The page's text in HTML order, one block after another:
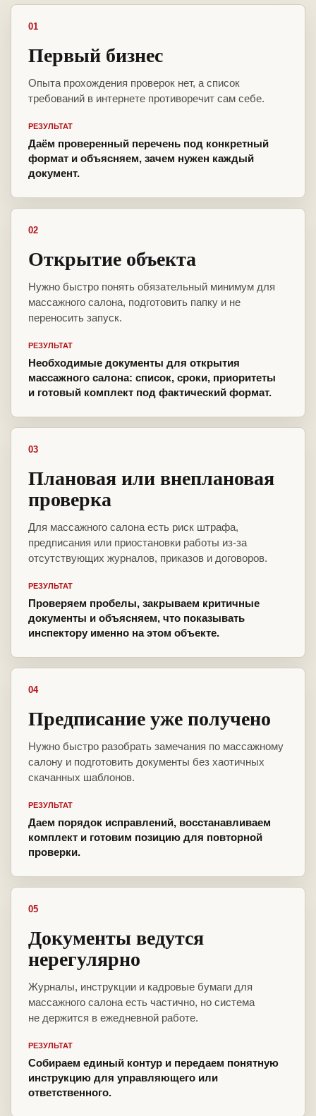
01
Первый бизнес
Опыта прохождения проверок нет, а список
требований в интернете противоречит сам себе.
РЕЗУЛЬТАТ
Даём проверенный перечень под конкретный
формат и объясняем, зачем нужен каждый
документ.
02
Открытие объекта
Нужно быстро понять обязательный минимум для
массажного салона, подготовить папку и не
переносить запуск.
РЕЗУЛЬТАТ
Необходимые документы для открытия
массажного салона: список, сроки, приоритеты
и готовый комплект под фактический формат.
03
Плановая или внеплановая
проверка
Для массажного салона есть риск штрафа,
предписания или приостановки работы из-за
отсутствующих журналов, приказов и договоров.
РЕЗУЛЬТАТ
Проверяем пробелы, закрываем критичные
документы и объясняем, что показывать
инспектору именно на этом объекте.
04
Предписание уже получено
Нужно быстро разобрать замечания по массажному
салону и подготовить документы без хаотичных
скачанных шаблонов.
РЕЗУЛЬТАТ
Даем порядок исправлений, восстанавливаем
комплект и готовим позицию для повторной
проверки.
05
Документы ведутся
нерегулярно
Журналы, инструкции и кадровые бумаги для
массажного салона есть частично, но система
не держится в ежедневной работе.
РЕЗУЛЬТАТ
Собираем единый контур и передаем понятную
инструкцию для управляющего или
ответственного.